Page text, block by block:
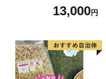
13,000円